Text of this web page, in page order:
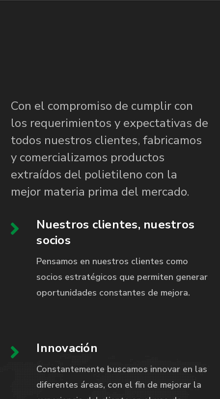
Con el compromiso de cumplir con
los requerimientos y expectativas de
todos nuestros clientes, fabricamos
y comercializamos productos
extraídos del polietileno con la
mejor materia prima del mercado.
Nuestros clientes, nuestros
socios
Pensamos en nuestros clientes como
socios estratégicos que permiten generar
oportunidades constantes de mejora.
Innovación
Constantemente buscamos innovar en las
diferentes áreas, con el fin de mejorar la